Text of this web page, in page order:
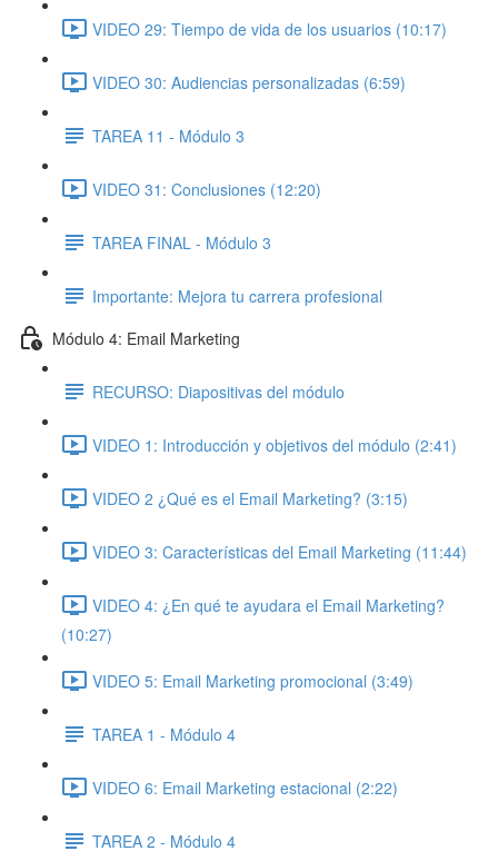
VIDEO 29: Tiempo de vida de los usuarios (10:17)
VIDEO 30: Audiencias personalizadas (6:59)
TAREA 11 - Módulo 3
VIDEO 31: Conclusiones (12:20)
TAREA FINAL - Módulo 3
Importante: Mejora tu carrera profesional
Módulo 4: Email Marketing
RECURSO: Diapositivas del módulo
VIDEO 1: Introducción y objetivos del módulo (2:41)
VIDEO 2 ¿Qué es el Email Marketing? (3:15)
VIDEO 3: Características del Email Marketing (11:44)
VIDEO 4: ¿En qué te ayudara el Email Marketing?
(10:27)
VIDEO 5: Email Marketing promocional (3:49)
TAREA 1 - Módulo 4
VIDEO 6: Email Marketing estacional (2:22)
TAREA 2 - Módulo 4